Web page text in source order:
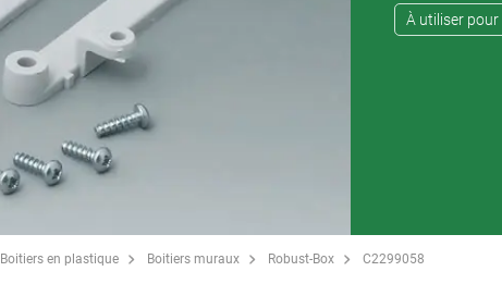
À utiliser pour
Boitiers en plastique Boitiers muraux Robust-Box C2299058